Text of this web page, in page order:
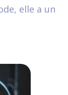
elle a un